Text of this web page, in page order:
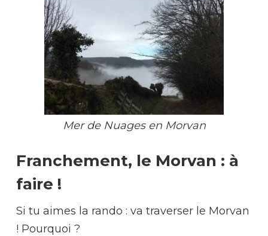
Mer de Nuages en Morvan
Franchement, le Morvan : à
faire !
Si tu aimes la rando : va traverser le Morvan
! Pourquoi ?